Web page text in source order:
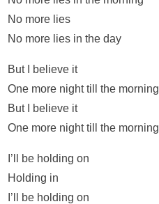
No more lies
No more lies in the day
But I believe it
One more night till the morning
But I believe it
One more night till the morning
I’ll be holding on
Holding in
I’ll be holding on